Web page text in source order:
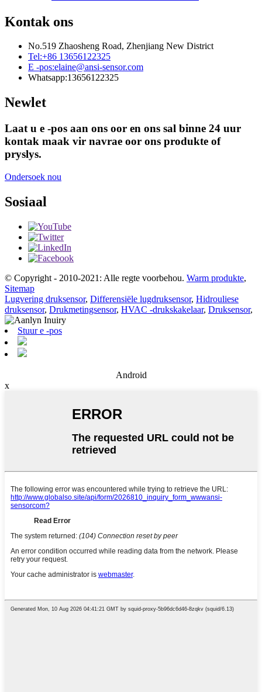
Kontak ons
No.519 Zhaosheng Road, Zhenjiang New District
Tel:+86 13656122325
E -pos:elaine@ansi-sensor.com
Whatsapp:13656122325
Newlet
Laat u e -pos aan ons oor en ons sal binne 24 uur
kontak maak vir navrae oor ons produkte of
pryslys.
Ondersoek nou
Sosiaal
© Copyright - 2010-2021: Alle regte voorbehou. Warm produkte,
Sitemap
Lugvering druksensor, Differensiële lugdruksensor, Hidrouliese
druksensor, Drukmetingsensor, HVAC -drukskakelaar, Druksensor,
Stuur e -pos
Android
x